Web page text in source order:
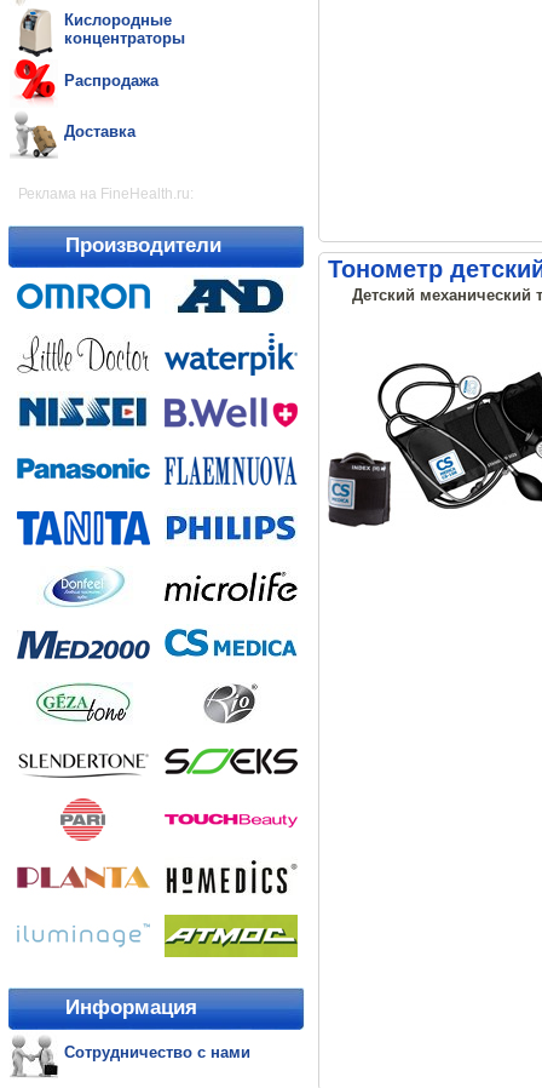
Кислородные
концентраторы
Распродажа
Доставка
Реклама на FineHealth.ru:
Производители
Информация
Сотрудничество с нами
Тонометр
Детский механический